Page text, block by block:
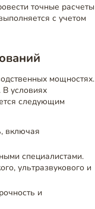
точные расчеты
с учетом
мощностях.
условиях
следующим
включая
специалистами.
ультразвукового и
и